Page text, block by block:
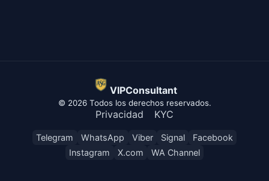
VIPConsultant
© 2026 Todos los derechos reservados.
Privacidad KYC
Telegram WhatsApp Viber Signal
Facebook
Instagram
X.com WA Channel